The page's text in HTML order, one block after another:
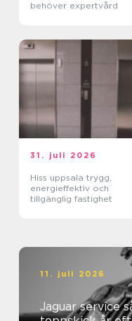
behöver expertvård
31. juli 2026
Hiss uppsala trygg,
energieffektiv och
tillgänglig fastighet
11. juli 2026
Jaguar service så håller du bilen i